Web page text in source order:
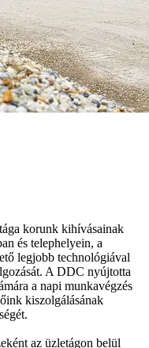
korunk kihívásainak
és telephelyein, a
legjobb technológiával
A DDC nyújtotta
a napi munkavégzés
kiszolgálásának
az üzletágon belül